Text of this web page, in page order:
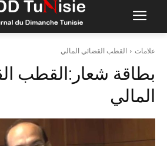
علامات القطب القضائي المالي
بطاقة شعار:القطب
المالي